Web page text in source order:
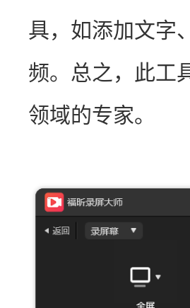
具，如添加文字
频。总之，此工
领域的专家。